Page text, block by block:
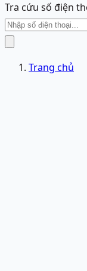
Tra cứu số điện
Trang chủ